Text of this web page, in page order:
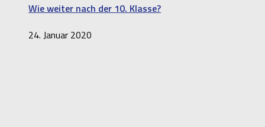
Wie weiter nach der 10. Klasse?
24. Januar 2020